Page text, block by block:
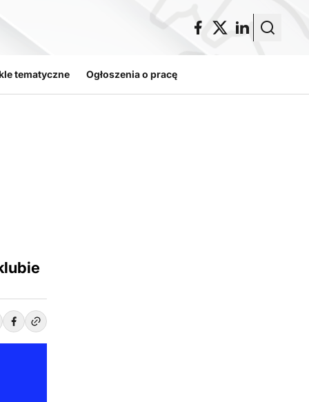
tematyczne Ogłoszenia o pracę